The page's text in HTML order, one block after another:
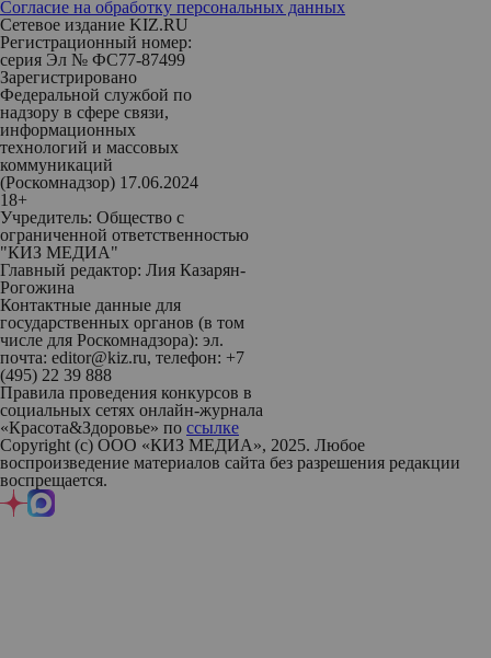
Согласие на обработку персональных данных
Сетевое издание KIZ.RU
Регистрационный номер:
серия Эл № ФС77-87499
Зарегистрировано
Федеральной службой по
надзору в сфере связи,
информационных
технологий и массовых
коммуникаций
(Роскомнадзор) 17.06.2024
18+
Учредитель: Общество с
ограниченной ответственностью
"КИЗ МЕДИА"
Главный редактор: Лия Казарян-
Рогожина
Контактные данные для
государственных органов (в том
числе для Роскомнадзора): эл.
почта: editor@kiz.ru, телефон: +7
(495) 22 39 888
Правила проведения конкурсов в
социальных сетях онлайн-журнала
«Красота&Здоровье» по ссылке
Copyright (с) ООО «КИЗ МЕДИА», 2025. Любое
воспроизведение материалов сайта без разрешения редакции
воспрещается.